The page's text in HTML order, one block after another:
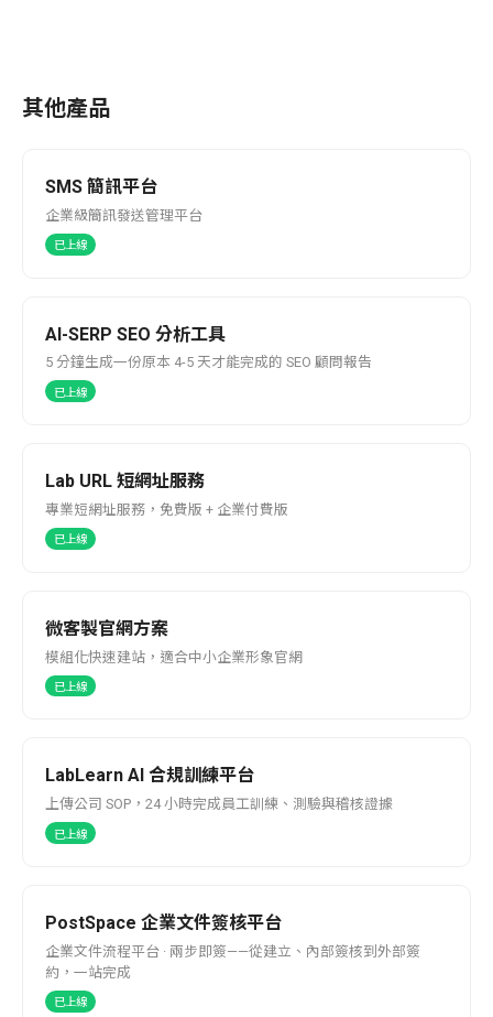
其他產品
SMS 簡訊平台
企業級簡訊發送管理平台
已上線
AI-SERP SEO 分析工具
5 分鐘生成一份原本 4-5 天才能完成的 SEO 顧問報告
已上線
Lab URL 短網址服務
專業短網址服務，免費版 + 企業付費版
已上線
微客製官網方案
模組化快速建站，適合中小企業形象官網
已上線
LabLearn AI 合規訓練平台
上傳公司 SOP，24 小時完成員工訓練、測驗與稽核證據
已上線
PostSpace 企業文件簽核平台
企業文件流程平台 · 兩步即簽——從建立、內部簽核到外部簽
約，一站完成
已上線